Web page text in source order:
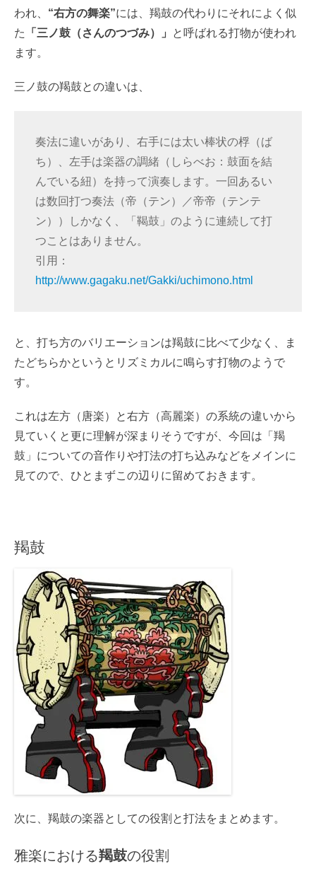
われ、 “右方の舞楽”には、羯鼓の代わりにそれによく似
た
「三ノ鼓（さんのつづみ）」
と呼ばれる打物が使われ
ます。
三ノ鼓の羯鼓との違いは、
奏法に違いがあり、右手には太い棒状の桴（ば
ち）、左手は楽器の調緒（しらべお：鼓面を結
んでいる紐）を持って演奏します。一回あるい
は数回打つ奏法（帝（テン）／帝帝（テンテ
ン））しかなく、「鞨鼓」のように連続して打
つことはありません。
引用：
http://www.gagaku.net/Gakki/uchimono.html
と、打ち方のバリエーションは羯鼓に比べて少なく、ま
たどちらかというとリズミカルに鳴らす打物のようで
す。
これは左方（唐楽）と右方（高麗楽）の系統の違いから
見ていくと更に理解が深まりそうですが、今回は「羯
鼓」についての音作りや打法の打ち込みなどをメインに
見てので、ひとまずこの辺りに留めておきます。
羯鼓
次に、羯鼓の楽器としての役割と打法をまとめます。
雅楽における羯鼓の役割